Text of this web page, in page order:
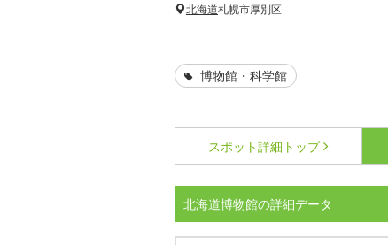
北海道札幌市厚別区
博物館・科学館
スポット詳細 トップ
北海道博物館の詳細データ